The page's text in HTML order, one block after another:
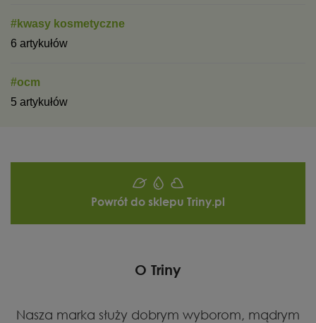
#kwasy kosmetyczne
6 artykułów
#ocm
5 artykułów
Powrót do sklepu Triny.pl
O Triny
Nasza marka służy dobrym wyborom, mądrym